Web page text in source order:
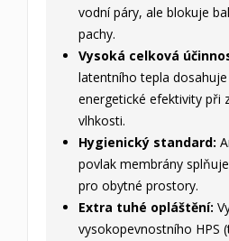
vodní páry, ale blokuje
pachy.
Vysoká celková
latentního tepla dosahuje
energetické efektivity při
vlhkosti.
Hygienický standard:
povlak membrány
pro obytné prostory.
Extra tuhé opláštění:
vysokopevnostního HPS